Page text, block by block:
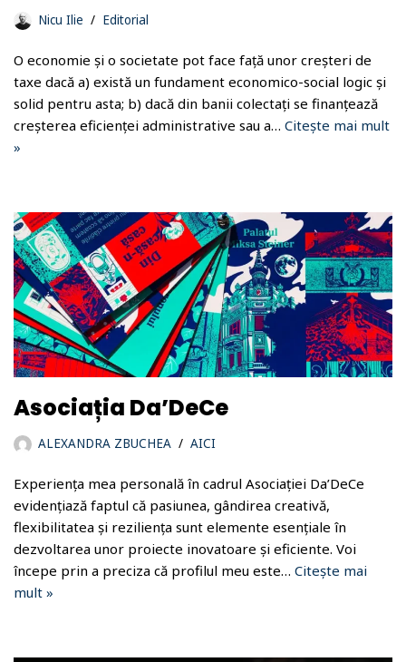
Nicu Ilie Editorial
O economie și o societate pot face față unor creșteri de
taxe dacă a) există un fundament economico-social logic și
solid pentru asta; b) dacă din banii colectați se finanțează
creșterea eficienței administrative sau a… Citește mai mult
»
Asociația Da’DeCe
ALEXANDRA ZBUCHEA AICI
Experiența mea personală în cadrul Asociației Da’DeCe
evidențiază faptul că pasiunea, gândirea creativă,
flexibilitatea și reziliența sunt elemente esențiale în
dezvoltarea unor proiecte inovatoare și eficiente. Voi
începe prin a preciza că profilul meu este… Citește mai
mult »